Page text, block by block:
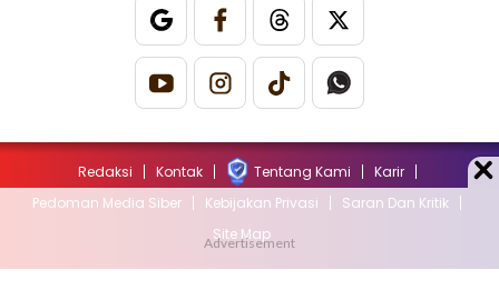
Redaksi Kontak Tentang Kami
Karir
Pedoman Media Siber
Kebijakan Privasi
Saran Dan Kritik
Site Map